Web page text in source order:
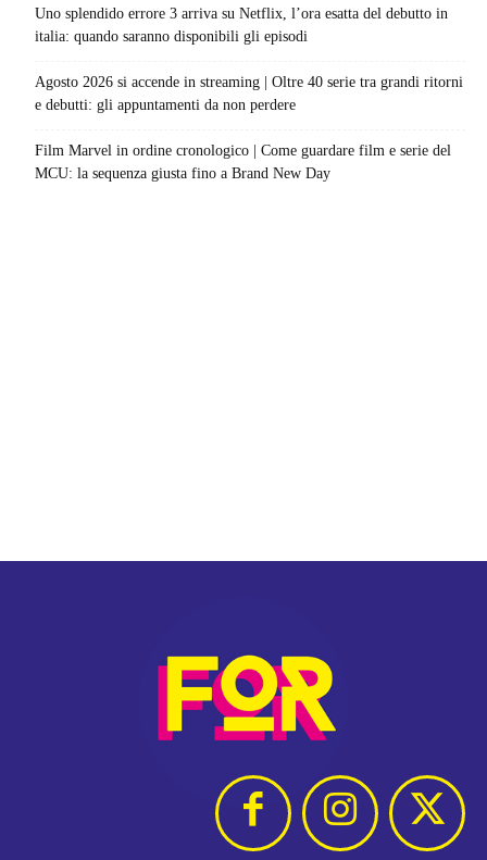
Uno splendido errore 3 arriva su Netflix, l’ora esatta del debutto in
italia: quando saranno disponibili gli episodi
Agosto 2026 si accende in streaming | Oltre 40 serie tra grandi ritorni
e debutti: gli appuntamenti da non perdere
Film Marvel in ordine cronologico | Come guardare film e serie del
MCU: la sequenza giusta fino a Brand New Day